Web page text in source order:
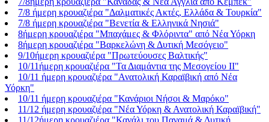
7/8 ήμερη κρουαζιέρα "Δαλματικές Ακτές, Ελλάδα & Τουρκία"
7/8 ήμερη κρουαζιέρα "Βενετία & Ελληνικά Νησιά"
8ήμερη κρουαζιέρα "Μπαχάμες & Φλόριντα" από Νέα Υόρκη
8ήμερη κρουαζιέρα "Βαρκελώνη & Δυτική Μεσόγειο"
9/10ήμερη κρουαζιέρα "Πρωτεύουσες Βαλτικής"
10/11ήμερη κρουαζιέρα "Τα Διαμάντια της Μεσογείου ΙΙ"
10/11 ήμερη κρουαζιέρα "Ανατολική Καραϊβική από Νέα
Υόρκη"
10/11 ήμερη κρουαζιέρα "Κανάριοι Νήσοι & Μαρόκο"
11/12 ήμερη κρουαζιέρα "Νέα Υόρκη & Ανατολική Καραϊβική"
11/12ήμερη κρουαζιέρα "Κανάλι του Παναμά & Δυτική